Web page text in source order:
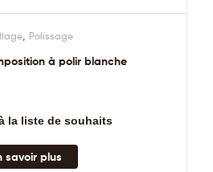
, Polissage
à polir blanche
la liste de souhaits
savoir plus